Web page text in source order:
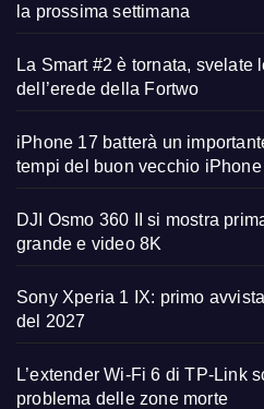
la prossima settimana
La Smart #2 è tornata, svelate
dell’erede della Fortwo
iPhone 17 batterà un
tempi del buon vecchio
DJI Osmo 360 II si mostra
grande e video 8K
Sony Xperia 1 IX: primo
del 2027
L’extender Wi-Fi 6 di TP-Link
problema delle zone morte